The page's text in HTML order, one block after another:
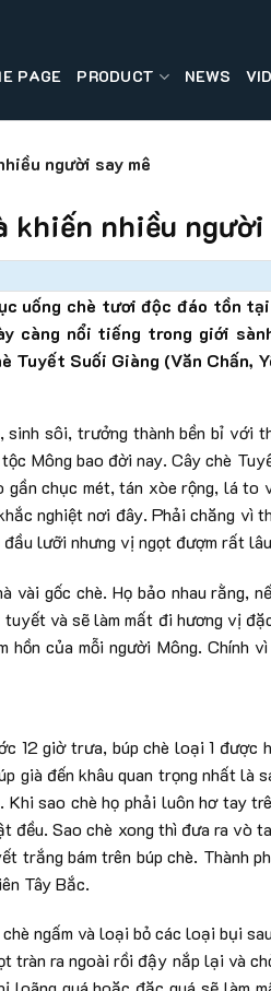
PAGE PRODUCT NEWS
người say mê
khiến nhiều người
uống chè tươi độc đáo tồn
càng nổi tiếng trong giới
Tuyết Suối Giàng (Văn Chấn,
sôi, trưởng thành bền bỉ với
Mông bao đời nay. Cây chè
chục mét, tán xòe rộng, lá to
nghiệt nơi đây. Phải chăng vì
lưỡi nhưng vị ngọt đượm rất
vài gốc chè. Họ bảo nhau rằng,
và sẽ làm mất đi hương vị
của mỗi người Mông. Chính
12 giờ trưa, búp chè loại 1 được
già đến khâu quan trọng nhất là
sao chè họ phải luôn hơ tay
đều. Sao chè xong thì đưa ra vò
trắng bám trên búp chè. Thành
Tây Bắc.
ngấm và loại bỏ các loại bụi
tràn ra ngoài rồi đậy nắp lại và